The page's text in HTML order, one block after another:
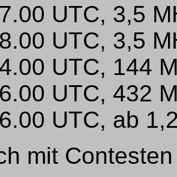
UTC, 3,5
UTC, 3,5
UTC, 144
UTC, 432
UTC, ab
mit